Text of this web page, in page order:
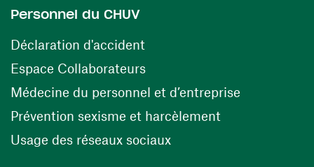
Personnel du CHUV
Déclaration d'accident
Espace Collaborateurs(opens in a new window)
Médecine du personnel et d’entreprise
Prévention sexisme et harcèlement
Usage des réseaux sociaux(opens in a new